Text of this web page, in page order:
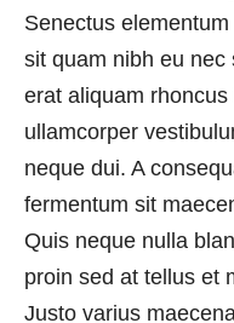
Senectus
sit quam nibh eu nec
erat aliquam
ullamcorper
neque dui. A
fermentum sit
Quis neque nulla
proin sed at tellus et
Justo varius